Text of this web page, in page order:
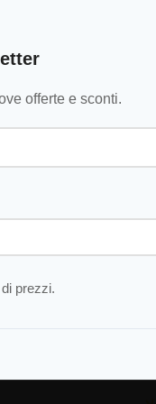
offerte e sconti.
prezzi.